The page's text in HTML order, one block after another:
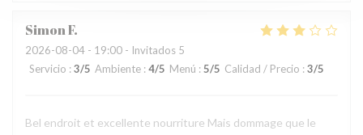
SimonF
2026-08-04 - 19:00 - Invitados 5
Servicio : 3/5 Ambiente : 4/5 Menú : 5/5 Calidad / Precio : 3/5
Bel endroit et excellente nourriture Mais dommage que le